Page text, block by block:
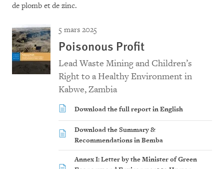
de plomb et de zinc.
5 mars 2025
Poisonous Profit
Lead Waste Mining and Children’s
Right to a Healthy Environment in
Kabwe, Zambia
Download the full report in English
Download the Summary &
Recommendations in Bemba
Annex I: Letter by the Minister of Green